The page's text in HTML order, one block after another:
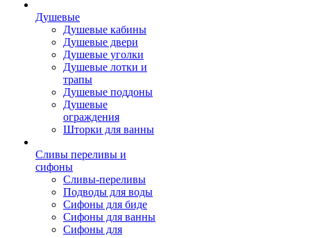
Душевые
Душевые кабины
Душевые двери
Душевые уголки
Душевые лотки и
трапы
Душевые поддоны
Душевые
ограждения
Шторки для ванны
Сливы переливы и
сифоны
Сливы-переливы
Подводы для воды
Сифоны для биде
Сифоны для ванны
Сифоны для